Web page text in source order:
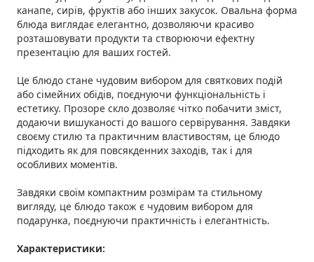
канапе, сирів, фруктів або інших закусок. Овальна форма
блюда виглядає елегантно, дозволяючи красиво
розташовувати продукти та створюючи ефектну
презентацію для ваших гостей.
Це блюдо стане чудовим вибором для святкових подій
або сімейних обідів, поєднуючи функціональність і
естетику. Прозоре скло дозволяє чітко побачити зміст,
додаючи вишуканості до вашого сервірування. Завдяки
своєму стилю та практичним властивостям, це блюдо
підходить як для повсякденних заходів, так і для
особливих моментів.
Завдяки своїм компактним розмірам та стильному
вигляду, це блюдо також є чудовим вибором для
подарунка, поєднуючи практичність і елегантність.
Характеристики: